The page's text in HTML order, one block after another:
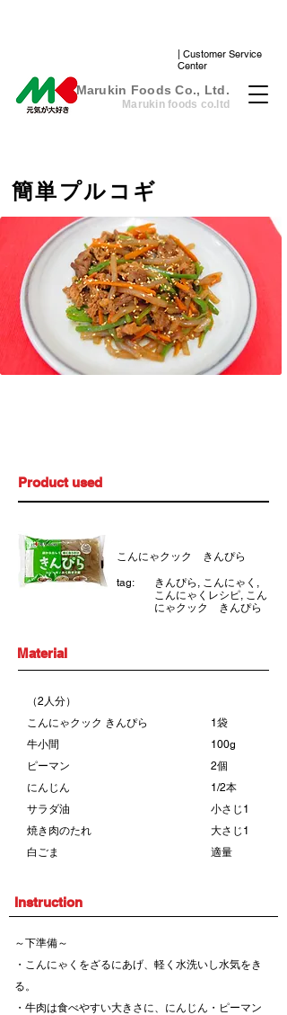
| Customer Service
Center
​Marukin Foods Co., Ltd.
Marukin foods co.ltd
簡単プルコギ
Product used
こんにゃクック きんぴら
tag:
きんぴら, こんにゃく,
こんにゃくレシピ, こん
にゃクック きんぴら
Material
（2人分）
こんにゃクック きんぴら
牛小間
ピーマン
にんじん
サラダ油
焼き肉のたれ
白ごま
1袋
100g
2個
1/2本
小さじ1
大さじ1
適量
Instruction
～下準備～
・こんにゃくをざるにあげ、軽く水洗いし水気をき
る。
・牛肉は食べやすい大きさに、にんじん・ピーマン